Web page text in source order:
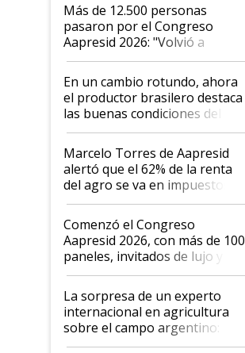
Más de 12.500 personas
pasaron por el Congreso
Aapresid 2026: "Volvió a
demostrar que hablar del
suelo es hablar de todo el
sistema productivo"
En un cambio rotundo, ahora
el productor brasilero destaca
las buenas condiciones del
agro argentino para invertir:
"Los veo más motivados"
Marcelo Torres de Aapresid
alertó que el 62% de la renta
del agro se va en impuestos:
"No es bueno que en
Argentina se sigan discutiendo
las mismas cosas de hace 50
años"
Comenzó el Congreso
Aapresid 2026, con más de 100
paneles, invitados de lujo y
todas las tendencias
La sorpresa de un experto
internacional en agricultura
sobre el campo argentino:
"Estoy muy impresionado"